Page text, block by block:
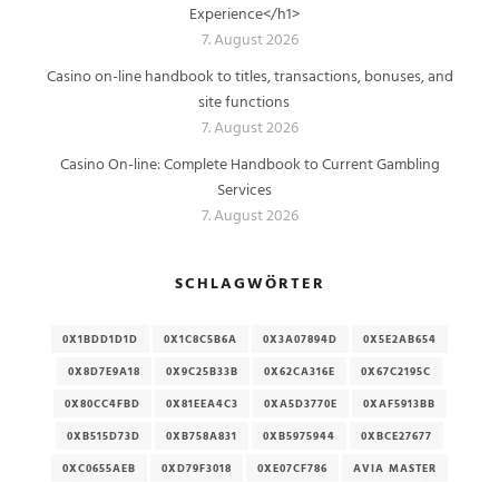
Experience</h1>
7. August 2026
Casino on-line handbook to titles, transactions, bonuses, and
site functions
7. August 2026
Casino On-line: Complete Handbook to Current Gambling
Services
7. August 2026
SCHLAGWÖRTER
0X1BDD1D1D 0X1C8C5B6A 0X3A07894D
0X5E2AB654
0X8D7E9A18
0X9C25B33B 0X62CA316E
0X67C2195C
0X80CC4FBD
0X81EEA4C3 0XA5D3770E
0XAF5913BB
0XB515D73D
0XB758A831 0XB5975944
0XBCE27677
0XC0655AEB
0XD79F3018 0XE07CF786
AVIA MASTER